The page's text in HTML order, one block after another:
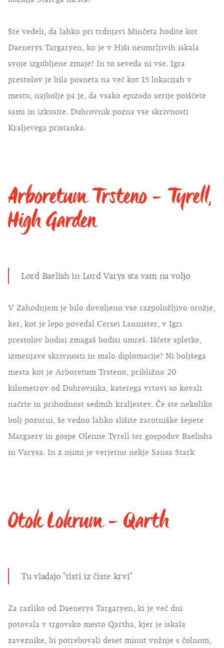
Ste vedeli, da lahko pri trdnjavi Minčeta hodite kot
Daenerys Targaryen, ko je v Hiši neumrljivih iskala
svoje izgubljene zmaje? In to seveda ni vse. Igra
prestolov je bila posneta na več kot 15 lokacijah v
mestu, najbolje pa je, da vsako epizodo serije poiščete
sami in izkusite. Dubrovnik pozna vse skrivnosti
Kraljevega pristanka.
Arboretum Trsteno - Tyrell,
High Garden
Lord Baelish in Lord Varys sta vam na voljo
V Zahodnjem je bilo dovoljeno vse razpoložljivo orožje,
ker, kot je lepo povedal Cersei Lannister, v Igri
prestolov bodisi zmagaš bodisi umreš. Iščete spletke,
izmenjave skrivnosti in malo diplomacije? Ni boljšega
mesta kot je Arboretum Trsteno, približno 20
kilometrov od Dubrovnika, katerega vrtovi so kovali
načrte in prihodnost sedmih kraljestev. Če ste nekoliko
bolj pozorni, še vedno lahko slišite zarotniške šepete
Margaery in gospe Olenne Tyrell ter gospodov Baelisha
in Varysa. In z njimi je verjetno nekje Sansa Stark
Otok Lokrum - Qarth
Tu vladajo "tisti iz čiste krvi"
Za razliko od Daenerys Targaryen, ki je več dni
potovala v trgovsko mesto Qartha, kjer je iskala
zaveznike, bi potrebovali deset minut vožnje s čolnom,